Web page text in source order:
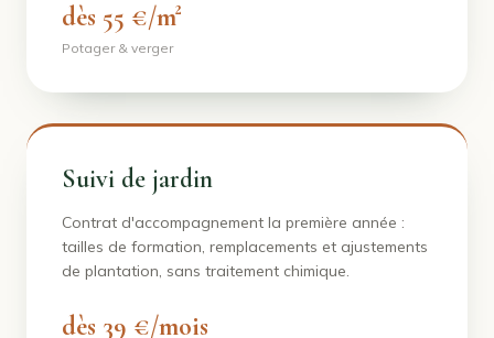
dès 55 €/m²
Potager & verger
Suivi de jardin
Contrat d'accompagnement la première année :
tailles de formation, remplacements et ajustements
de plantation, sans traitement chimique.
dès 39 €/mois